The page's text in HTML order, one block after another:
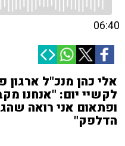
06:40
אלי כהן מנכ"ל ארגון
לקשיי יום: "אנחנו
ופתאום אני רואה
הדלפק"